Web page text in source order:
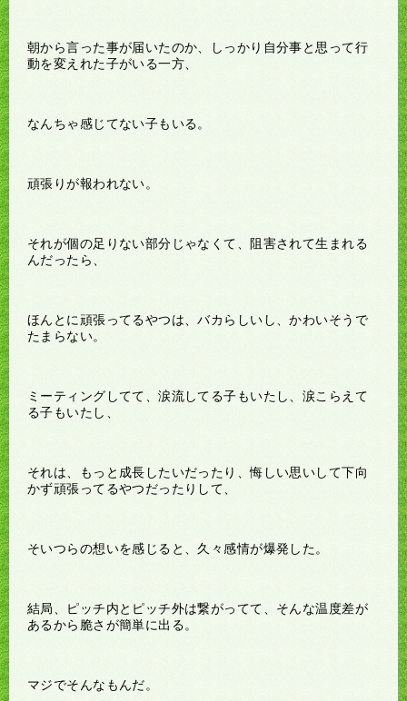
朝から言った事が届いたのか、しっかり自分事と思って行
動を変えれた子がいる一方、
なんちゃ感じてない子もいる。
頑張りが報われない。
それが個の足りない部分じゃなくて、阻害されて生まれる
んだったら、
ほんとに頑張ってるやつは、バカらしいし、かわいそうで
たまらない。
ミーティングしてて、涙流してる子もいたし、涙こらえて
る子もいたし、
それは、もっと成長したいだったり、悔しい思いして下向
かず頑張ってるやつだったりして、
そいつらの想いを感じると、久々感情が爆発した。
結局、ピッチ内とピッチ外は繋がってて、そんな温度差が
あるから脆さが簡単に出る。
マジでそんなもんだ。